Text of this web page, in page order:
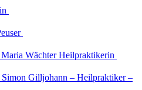
Wächter Heilpraktikerin
Simon Gilljohann – Heilpraktiker –